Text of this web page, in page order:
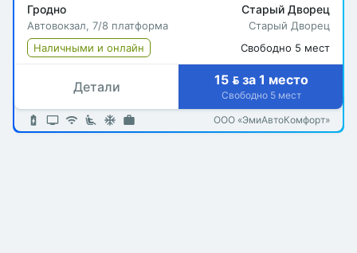
Гродно
Автовокзал, 7/8 платформа
Старый Дворец
Старый Дворец
Наличными и онлайн
Свободно 5 мест
Детали 15  за 1 место
Свободно 5 мест
ООО «ЭмиАвтоКомфорт»